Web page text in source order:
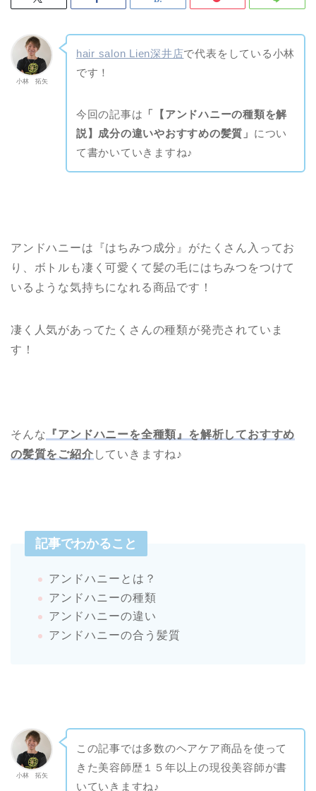
小林 拓矢
hair salon Lien深井店で代表をしている小林
です！
今回の記事は 「【アンドハニーの種類を解
説】成分の違いやおすすめの髪質」 につい
て書かいていきますね♪
アンドハニーは『はちみつ成分』がたくさん入ってお
り、ボトルも凄く可愛くて髪の毛にはちみつをつけて
いるような気持ちになれる商品です！
凄く人気があってたくさんの種類が発売されていま
す！
そんな 『アンドハニーを全種類』を解析しておすすめ
の髪質をご紹介 していきますね♪
記事でわかること
アンドハニーとは？
アンドハニーの種類
アンドハニーの違い
アンドハニーの合う髪質
小林 拓矢
この記事では多数のヘアケア商品を使って
きた美容師歴１５年以上の現役美容師が書
いていきますね♪